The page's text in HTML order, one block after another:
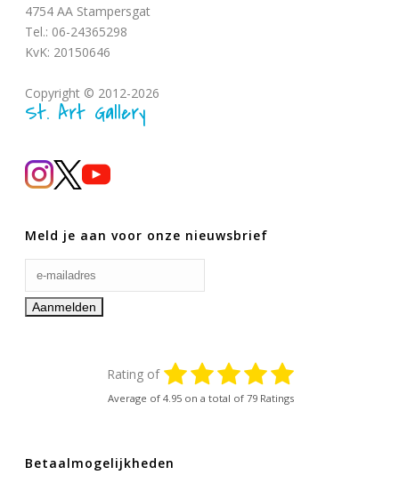
4754 AA Stampersgat
Tel.: 06-24365298
KvK: 20150646
Copyright © 2012-2026
St. Art Gallery
Meld je aan voor onze nieuwsbrief
Rating of
Average of 4.95 on a total of 79 Ratings
Betaalmogelijkheden